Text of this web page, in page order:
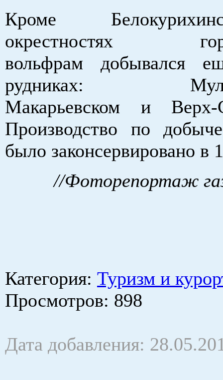
Кроме
окрестностях
вольфрам добывался
рудниках:
Макарьевском и Верх-
Производство по
было законсервировано в
//Фоторепортаж
Категория: Туризм и
Просмотров: 898
Дата добавления: